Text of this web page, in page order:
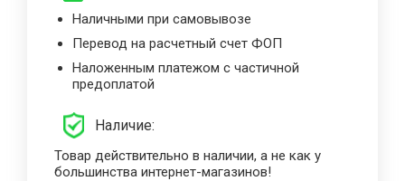
Наличными при самовывозе
Перевод на расчетный счет ФОП
Наложенным платежом с частичной
предоплатой
Наличие:
Товар действительно в наличии, а не как у
большинства интернет-магазинов!